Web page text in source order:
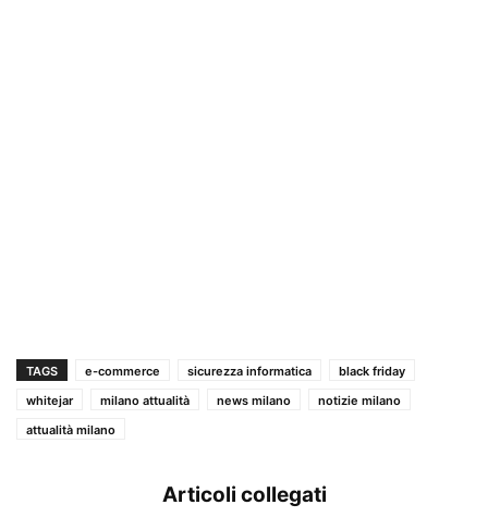
TAGS e-commerce sicurezza informatica
black friday
whitejar
milano attualità news milano
notizie milano
attualità milano
Articoli collegati